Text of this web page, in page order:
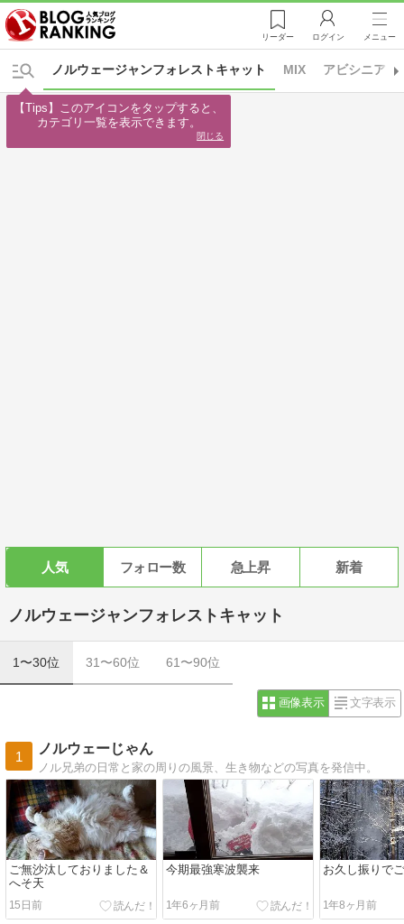
リーダー ログイン メニュー
MIX アビシニアン
ノルウェージャンフォレストキャット
人気 フォロー数 急上昇 新着
ノルウェージャンフォレストキャット
1〜30位 31〜60位 61〜90位
画像表示 文字表示
1
ノルウェーじゃん
ノル兄弟の日常と家の周りの風景、生き物などの写真を発信中。
ご無沙汰しておりました＆
へそ天
15日前
今期最強寒波襲来
1年6ヶ月前
お久し振りで
1年8ヶ月前
【Tips】このアイコンをタップすると、
カテゴリ一覧を表示できます。
閉じる